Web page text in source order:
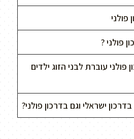
פולני ?
פולני עוברת לבני הזוג ילדים
ישראלי וגם בדרכון פולני?